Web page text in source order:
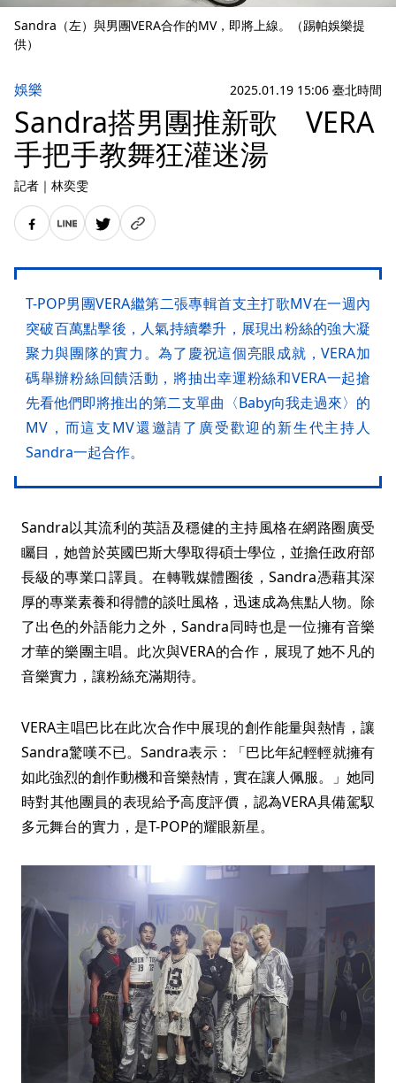
Sandra（左）與男團VERA合作的MV，即將上線。（踢帕娛樂提
供）
娛樂 2025.01.19 15:06 臺北時間
Sandra搭男團推新歌 VERA
手把手教舞狂灌迷湯
記者 ｜ 林奕雯
T-POP男團VERA繼第二張專輯首支主打歌MV在一週內
突破百萬點擊後，人氣持續攀升，展現出粉絲的強大凝
聚力與團隊的實力。為了慶祝這個亮眼成就，VERA加
碼舉辦粉絲回饋活動，將抽出幸運粉絲和VERA一起搶
先看他們即將推出的第二支單曲〈Baby向我走過來〉的
MV，而這支MV還邀請了廣受歡迎的新生代主持人
Sandra一起合作。
Sandra以其流利的英語及穩健的主持風格在網路圈廣受
矚目，她曾於英國巴斯大學取得碩士學位，並擔任政府部
長級的專業口譯員。在轉戰媒體圈後，Sandra憑藉其深
厚的專業素養和得體的談吐風格，迅速成為焦點人物。除
了出色的外語能力之外，Sandra同時也是一位擁有音樂
才華的樂團主唱。此次與VERA的合作，展現了她不凡的
音樂實力，讓粉絲充滿期待。
VERA主唱巴比在此次合作中展現的創作能量與熱情，讓
Sandra驚嘆不已。Sandra表示：「巴比年紀輕輕就擁有
如此強烈的創作動機和音樂熱情，實在讓人佩服。」她同
時對其他團員的表現給予高度評價，認為VERA具備駕馭
多元舞台的實力，是T-POP的耀眼新星。